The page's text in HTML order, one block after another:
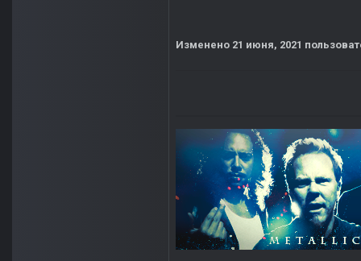
Изменено 21 июня, 2021